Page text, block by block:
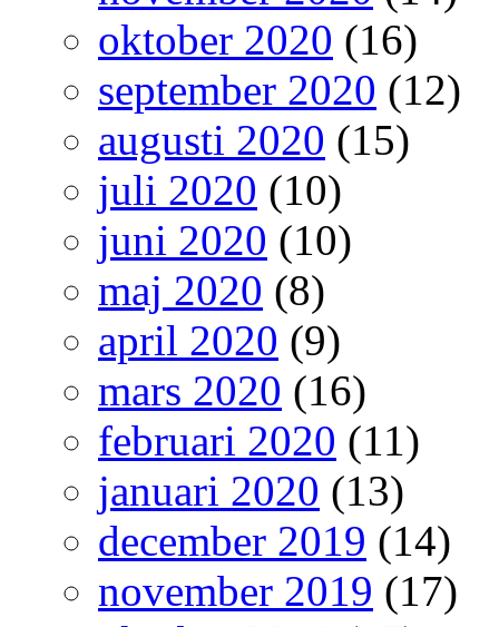
oktober 2020 (16)
september 2020 (12)
augusti 2020 (15)
juli 2020 (10)
juni 2020 (10)
maj 2020 (8)
april 2020 (9)
mars 2020 (16)
februari 2020 (11)
januari 2020 (13)
december 2019 (14)
november 2019 (17)